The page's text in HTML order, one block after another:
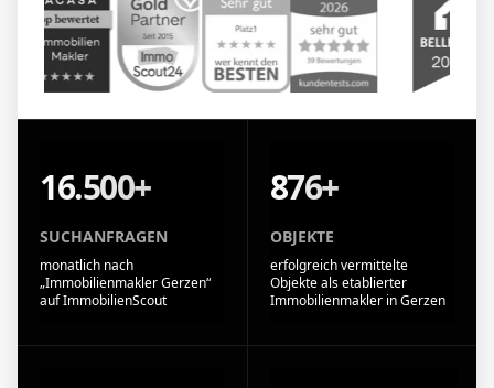
16.500+
SUCHANFRAGEN
monatlich nach
„Immobilienmakler Gerzen“
auf ImmobilienScout
876+
OBJEKTE
erfolgreich vermittelte
Objekte als etablierter
Immobilienmakler in Gerzen